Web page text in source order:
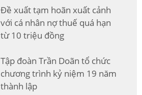
Đề xuất tạm hoãn xuất cảnh
với cá nhân nợ thuế quá hạn
từ 10 triệu đồng
Tập đoàn Trần Doãn tổ chức
chương trình kỷ niệm 19 năm
thành lập